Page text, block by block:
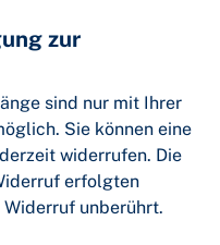
zur
sind nur mit Ihrer
Sie können eine
widerrufen. Die
erfolgten
unberührt.